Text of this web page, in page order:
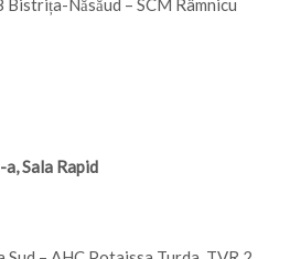
Năsăud – SCM Râmnicu
Sala Rapid